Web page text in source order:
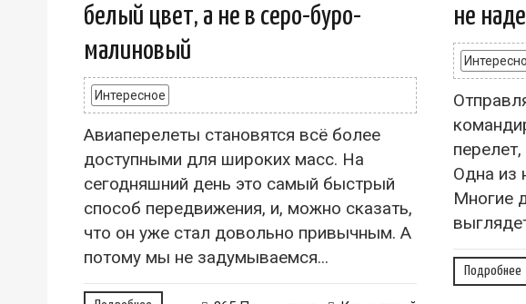
белый цвет, а не в серо-буро-
малиновый
Интересное
Авиаперелеты становятся всё более
доступными для широких масс. На
сегодняшний день это самый быстрый
способ передвижения, и, можно сказать,
что он уже стал довольно привычным. А
потому мы не задумываемся...
не
Одна из
Многие
Подробнее